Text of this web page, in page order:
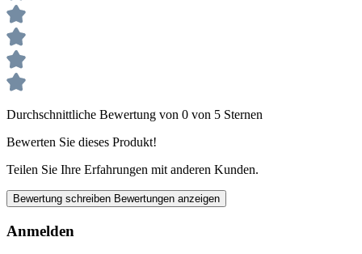
Durchschnittliche Bewertung von 0 von 5 Sternen
Bewerten Sie dieses Produkt!
Teilen Sie Ihre Erfahrungen mit anderen Kunden.
Bewertung schreiben Bewertungen anzeigen
Anmelden